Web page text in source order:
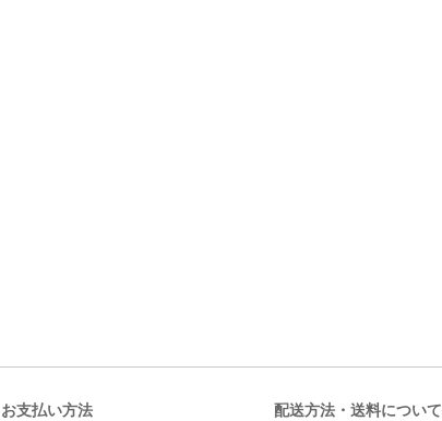
お支払い方法 配送方法・送料について